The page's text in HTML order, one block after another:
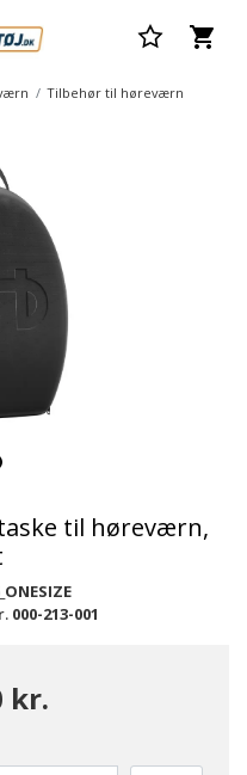
Tilbehør til høreværn
til høreværn,
000-213-001
kr.